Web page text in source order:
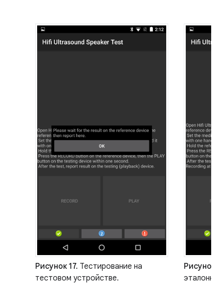
Рисунок 17. Тестирование на
тестовом устройстве.
Рисунок